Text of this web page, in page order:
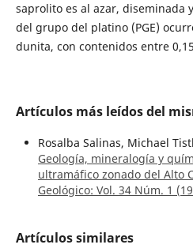
saprolito es al azar, diseminada
del grupo del platino (PGE)
dunita, con contenidos entre
Artículos más leídos del
Rosalba Salinas, Michael
Geología, mineralogía y
ultramáfico zonado del Alto
Geológico: Vol. 34 Núm. 1
Artículos similares